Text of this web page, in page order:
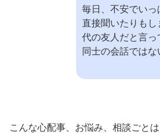
毎日、不安でいっ
直接聞いたりも
代の友人だと言っ
同士の会話ではな
こんな心配事、お悩み、相談ごと